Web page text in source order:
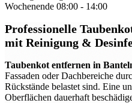
Wochenende 08:00 - 14:00
Professionelle
mit Reinigung &
Taubenkot entfernen in
Fassaden oder Dachbereiche
Rückstände belastet sind. Eine
Oberflächen dauerhaft